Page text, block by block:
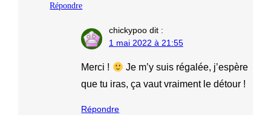
Répondre
chickypoo dit :
1 mai 2022 à 21:55
Merci !
Je m’y suis régalée, j’espère
que tu iras, ça vaut vraiment le détour !
Répondre